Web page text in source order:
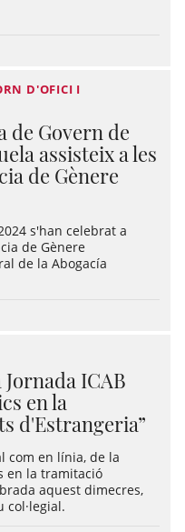
D'OFICI I
de Govern de
assisteix a les
de Gènere
s'han celebrat a
de Gènere
de la Abogacía
ICAB
en la
d'Estrangeria”
com en línia, de la
en la tramitació
aquest dimecres,
col·legial.